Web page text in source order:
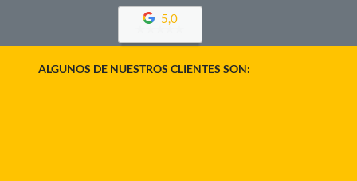
5,0
ALGUNOS DE NUESTROS CLIENTES SON: